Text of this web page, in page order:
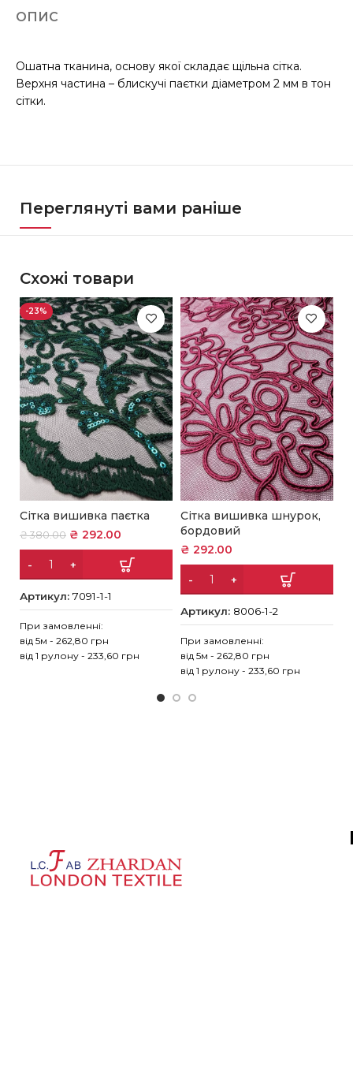
ОПИС
Ошатна тканина, основу якої складає щільна сітка.
Верхня частина – блискучі паєтки діаметром 2 мм в тон
сітки.
Переглянуті вами раніше
Схожі товари
-23%
Сітка вишивка паєтка
₴380.00 ₴ 292.00
Артикул:7091-1-1
При замовленні:
від 5м - 262,80 грн
від 1 рулону - 233,60 грн
Сітка вишивка шнурок,
бордовий
₴ 292.00
Артикул: 8006-1-2
При замовленні:
від 5м - 262,80 грн
від 1 рулону - 233,60 грн